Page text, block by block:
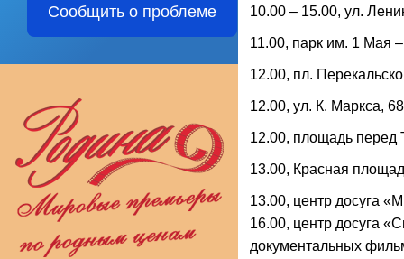
Сообщить о проблеме 10.00 – 15.00, ул.
11.00, парк им. 1 Мая
12.00, пл.
12.00, ул. К. Маркса,
12.00, площадь перед
13.00, Красная
13.00, центр досуга
16.00, центр досуга
документальных